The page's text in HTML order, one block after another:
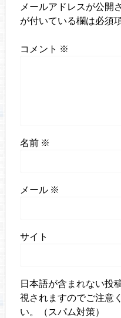
メールアドレスが公開
が付いている欄は必須
コメント ※
名前 ※
メール ※
サイト
日本語が含まれない投
視されますのでご注意
い。（スパム対策）